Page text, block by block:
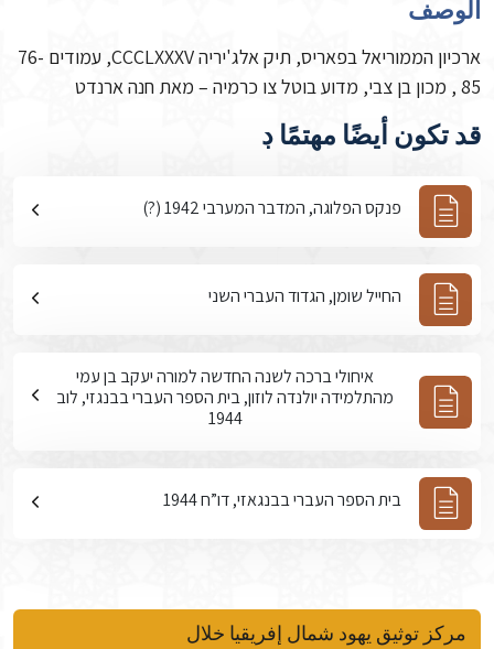
الوصف
ארכיון הממוריאל בפאריס, תיק אלג'יריה CCCLXXXV, עמודים 76-
85 , מכון בן צבי, מדוע בוטל צו כרמיה – מאת חנה ארנדט
قد تكون أيضًا مهتمًا ڊ
פנקס הפלוגה, המדבר המערבי 1942 (?)
החייל שומן, הגדוד העברי השני
איחולי ברכה לשנה החדשה למורה יעקב בן עמי
מהתלמידה יולנדה לוזון, בית הספר העברי בבנגזי, לוב
1944
בית הספר העברי בבנגאזי, דו”ח 1944
مركز توثيق يهود شمال إفريقيا خلال